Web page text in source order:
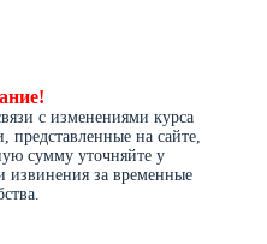
с изменениями курса
представленные на сайте,
сумму уточняйте у
за временные